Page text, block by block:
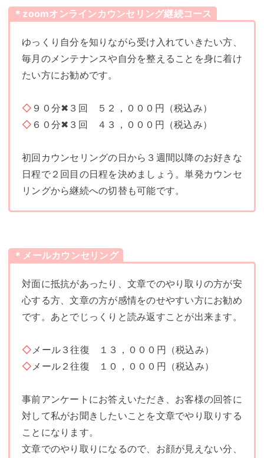
＊zoomオンラインカウンセリング継続コース
ゆっくり自分を知りながら受け入れていきたい方、
毎月のメンテナンスや自分を整えることを身に着け
たい方にお勧めです。
◇ ９０分✖３回 ５２，０００円（税込み）
◇ ６０分✖３回 ４３，０００円（税込み）
初回カウンセリングの日から３週間以降のお好きな
日程で２回目の日程を決めましょう。単発カウンセ
リングから継続への切替も可能です。
＊メールカウンセリング
対面に抵抗があったり、文章でのやり取りの方が安
心する方、文章の方が感情をのせやすい方にお勧め
です。あとでじっくりと読み返すことが出来ます。
◇ メール３往復 １３，０００円（税込み）
◇ メール２往復 １０，０００円（税込み）
事前アンケートにお答えいただき、お客様の回答に
対して私がお聞きしたいことを文章でやり取りする
ことになります。
文章でのやり取りになるので、お顔が見えない分、